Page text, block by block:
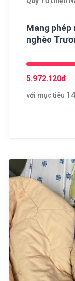
Mang phép
nghèo
5.972.120đ
với mục tiêu